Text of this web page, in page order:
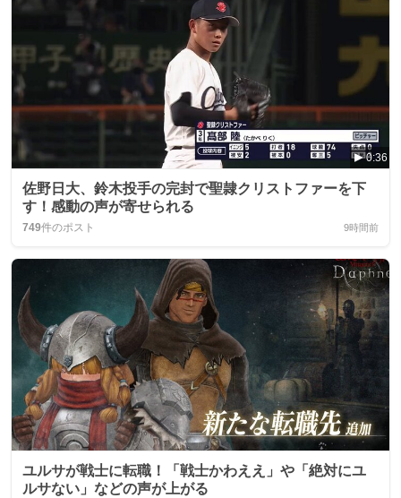
0:36
佐野日大、鈴木投手の完封で聖隷クリストファーを下
す！感動の声が寄せられる
749件のポスト 9時間前
ユルサが戦士に転職！「戦士かわええ」や「絶対にユ
ルサない」などの声が上がる